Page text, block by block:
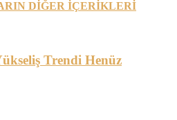
DİĞER İÇERİKLERİ
Trendi Henüz